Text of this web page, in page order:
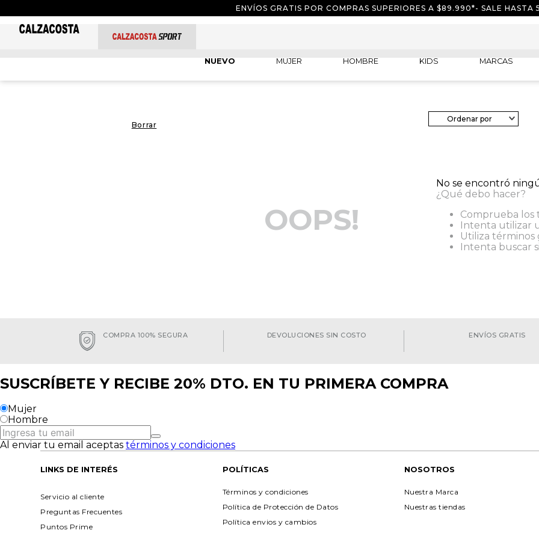
ENVÍOS GRATIS POR COMPRAS SUPERIORES A $89.990*- SALE HASTA
NUEVO MUJER HOMBRE KIDS MARCAS
Borrar
Fecha de release
OOPS!
No se encontró
¿Qué debo hacer?
Comprueba los
Intenta utilizar
Utiliza términos
Intenta buscar
COMPRA 100% SEGURA DEVOLUCIONES SIN COSTO ENVÍOS GRATIS
SUSCRÍBETE Y RECIBE 20% DTO. EN TU PRIMERA COMPRA
Mujer
Hombre
Al enviar tu email aceptas términos y condiciones
LINKS DE INTERÉS
Servicio al cliente
Preguntas Frecuentes
Puntos Prime
POLÍTICAS
Términos y condiciones
Política de Protección de Datos
Política envios y cambios
NOSOTROS
Nuestra Marca
Nuestras tiendas